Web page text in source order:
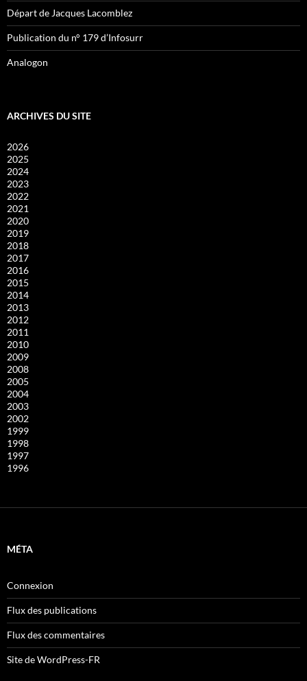
Départ de Jacques Lacomblez
Publication du n° 179 d’Infosurr
Analogon
ARCHIVES DU SITE
2026
2025
2024
2023
2022
2021
2020
2019
2018
2017
2016
2015
2014
2013
2012
2011
2010
2009
2008
2005
2004
2003
2002
1999
1998
1997
1996
MÉTA
Connexion
Flux des publications
Flux des commentaires
Site de WordPress-FR